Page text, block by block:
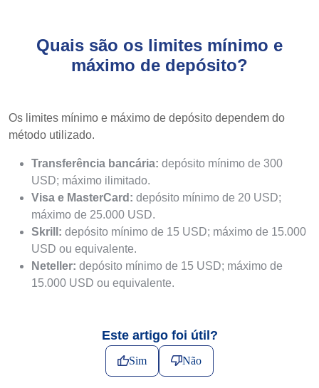
Quais são os limites mínimo e
máximo de depósito?
Os limites mínimo e máximo de depósito dependem do
método utilizado.
Transferência bancária: depósito mínimo de 300
USD; máximo ilimitado.
Visa e MasterCard: depósito mínimo de 20 USD;
máximo de 25.000 USD.
Skrill: depósito mínimo de 15 USD; máximo de 15.000
USD ou equivalente.
Neteller: depósito mínimo de 15 USD; máximo de
15.000 USD ou equivalente.
Este artigo foi útil?
Sim Não